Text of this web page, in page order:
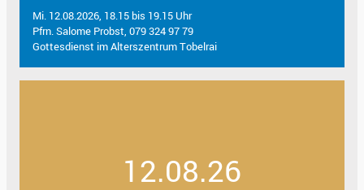
Mi. 12.08.2026, 18.15 bis 19.15 Uhr
Pfrn. Salome Probst, 079 324 97 79
Gottesdienst im Alterszentrum Tobelrai
12.08.26